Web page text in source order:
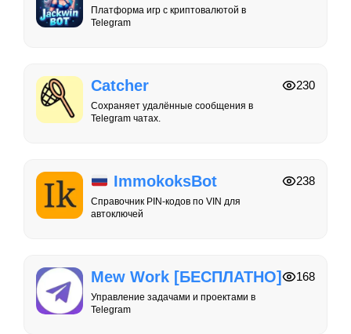
Платформа игр с криптовалютой в
Telegram
Catcher
Сохраняет удалённые сообщения в
Telegram чатах.
230
ImmokoksBot
Справочник PIN-кодов по VIN для
автоключей
238
Mew Work [БЕСПЛАТНО]
Управление задачами и проектами в
Telegram
168